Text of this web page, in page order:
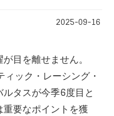
2025-09-16
目を離せません。
ック・レーシング・
タスが今季6度目と
要なポイントを獲